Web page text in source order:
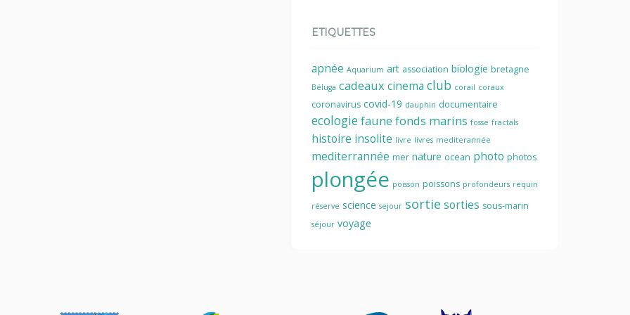
ETIQUETTES
apnée Aquarium art association biologie bretagne
Béluga cadeaux cinema club corail coraux
coronavirus covid-19 dauphin documentaire
ecologiefaune fonds marins fosse fractals
histoire insolite livre livres mediterannée
mediterrannée mer nature ocean photo photos
plongée poisson poissons profondeurs requin
réserve science sejour sortie sorties sous-marin
séjour voyage